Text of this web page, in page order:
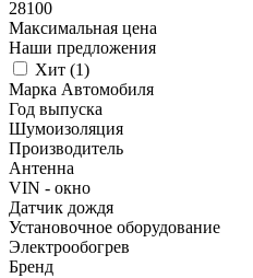
28100
Максимальная цена
Наши предложения
Хит (1)
Марка Автомобиля
Год выпуска
Шумоизоляция
Производитель
Антенна
VIN - окно
Датчик дождя
Установочное оборудование
Электрообогрев
Бренд